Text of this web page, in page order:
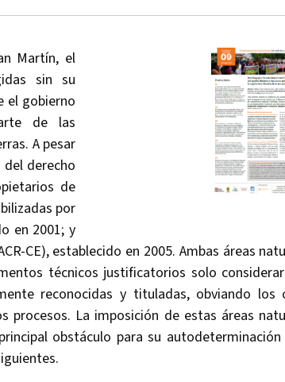
Martín, el
sin su
el gobierno
de las
A pesar
derecho
de
por
en 2001; y
CE), establecido en 2005. Ambas áreas
técnicos justificatorios solo
reconocidas y tituladas, obviando los
procesos. La imposición de estas áreas
obstáculo para su autodeterminación